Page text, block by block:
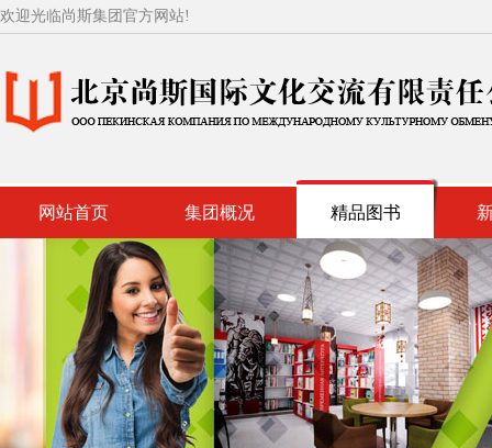
欢迎光临尚斯集团官方网站!
网站首页 集团概况 精品图书